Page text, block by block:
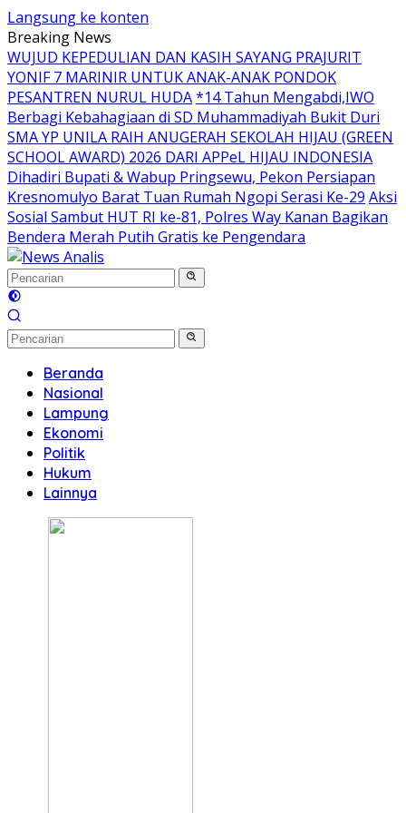
Langsung ke konten
Breaking News
WUJUD KEPEDULIAN DAN KASIH SAYANG PRAJURIT
YONIF 7 MARINIR UNTUK ANAK-ANAK PONDOK
PESANTREN NURUL HUDA*14 Tahun Mengabdi,IWO
Berbagi Kebahagiaan di SD Muhammadiyah Bukit Duri
SMA YP UNILA RAIH ANUGERAH SEKOLAH HIJAU (GREEN
SCHOOL AWARD) 2026 DARI APPeL HIJAU INDONESIA
Dihadiri Bupati & Wabup Pringsewu, Pekon Persiapan
Kresnomulyo Barat Tuan Rumah Ngopi Serasi Ke-29 Aksi
Sosial Sambut HUT RI ke-81, Polres Way Kanan Bagikan
Bendera Merah Putih Gratis ke Pengendara
Beranda
Nasional
Lampung
Ekonomi
Politik
Hukum
Lainnya